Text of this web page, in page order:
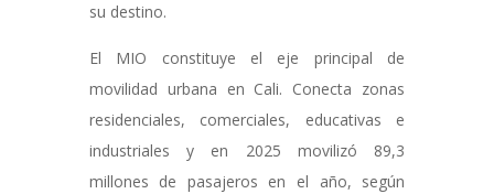
su destino.
El MIO constituye el eje principal de
movilidad urbana en Cali. Conecta zonas
residenciales, comerciales, educativas e
industriales y en 2025 movilizó 89,3
millones de pasajeros en el año, según